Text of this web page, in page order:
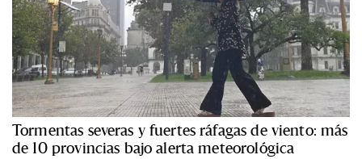
Tormentas severas y fuertes ráfagas de viento: más
de 10 provincias bajo alerta meteorológica